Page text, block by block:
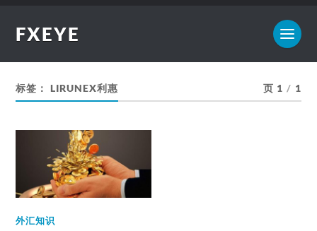
FXEYE
标签：LIRUNEX利惠 页 1 / 1
外汇知识